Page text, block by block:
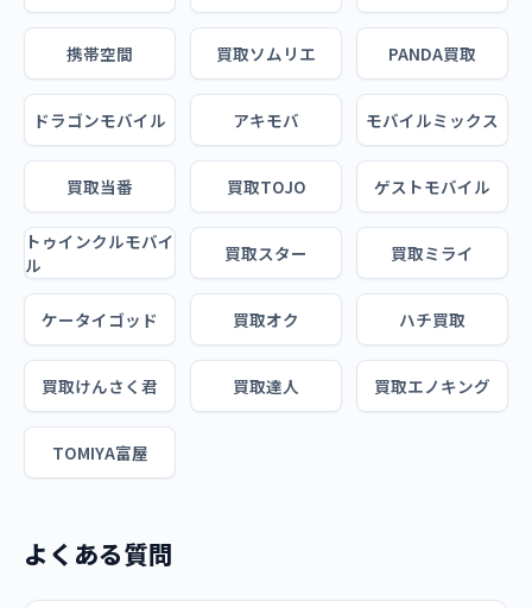
携帯空間 買取ソムリエ PANDA買取
ドラゴンモバイル アキモバ モバイルミックス
買取当番 買取TOJO ゲストモバイル
トゥインクルモバイ
ル
買取スター 買取ミライ
ケータイゴッド 買取オク ハチ買取
買取けんさく君 買取達人 買取エノキング
TOMIYA富屋
よくある質問